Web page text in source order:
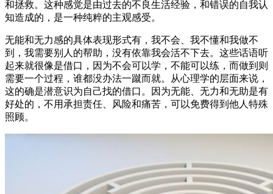
和拯救。这种感觉是由过去的不良生活经验，和错误的自我认
知造成的，是一种纯粹的主观感受。
无能和无力感的具体表现形式有，我不会、我不懂和我做不
到，我需要别人的帮助，没有依靠我会活不下去。这些话语听
起来就很像是借口，因为不会可以学，不能可以练，而做到则
需要一个过程，谁都没办法一蹴而就。从心理学的层面来说，
这的确是潜意识为自己找的借口。因为无能、无力和无助是有
好处的，不用承担责任、风险和痛苦，可以免费得到他人特殊
照顾。